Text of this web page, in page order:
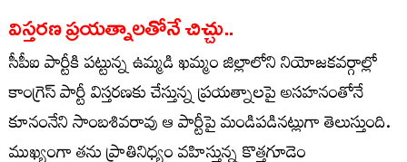
విస్తరణ ప్రయత్నాలతోనే చిచ్చు..
సీపీఐ పార్టీకి పట్టున్న ఉమ్మడి ఖమ్మం జిల్లాలోని నియోజకవర్గాల్లో
కాంగ్రెస్ పార్టీ విస్తరణకు చేస్తున్న ప్రయత్నాలపై అసహనంతోనే
కూనంనేని సాంబశివరావు ఆ పార్టీపై మండిపడినట్లుగా తెలుస్తుంది.
ముఖ్యంగా తను ప్రాతినిధ్యం వహిస్తున్న కొత్తగూడెం